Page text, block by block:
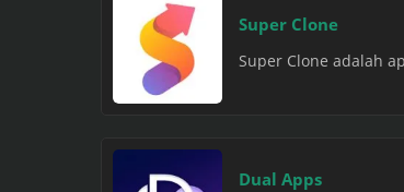
Super Clone
Super Clone adalah
Dual Apps